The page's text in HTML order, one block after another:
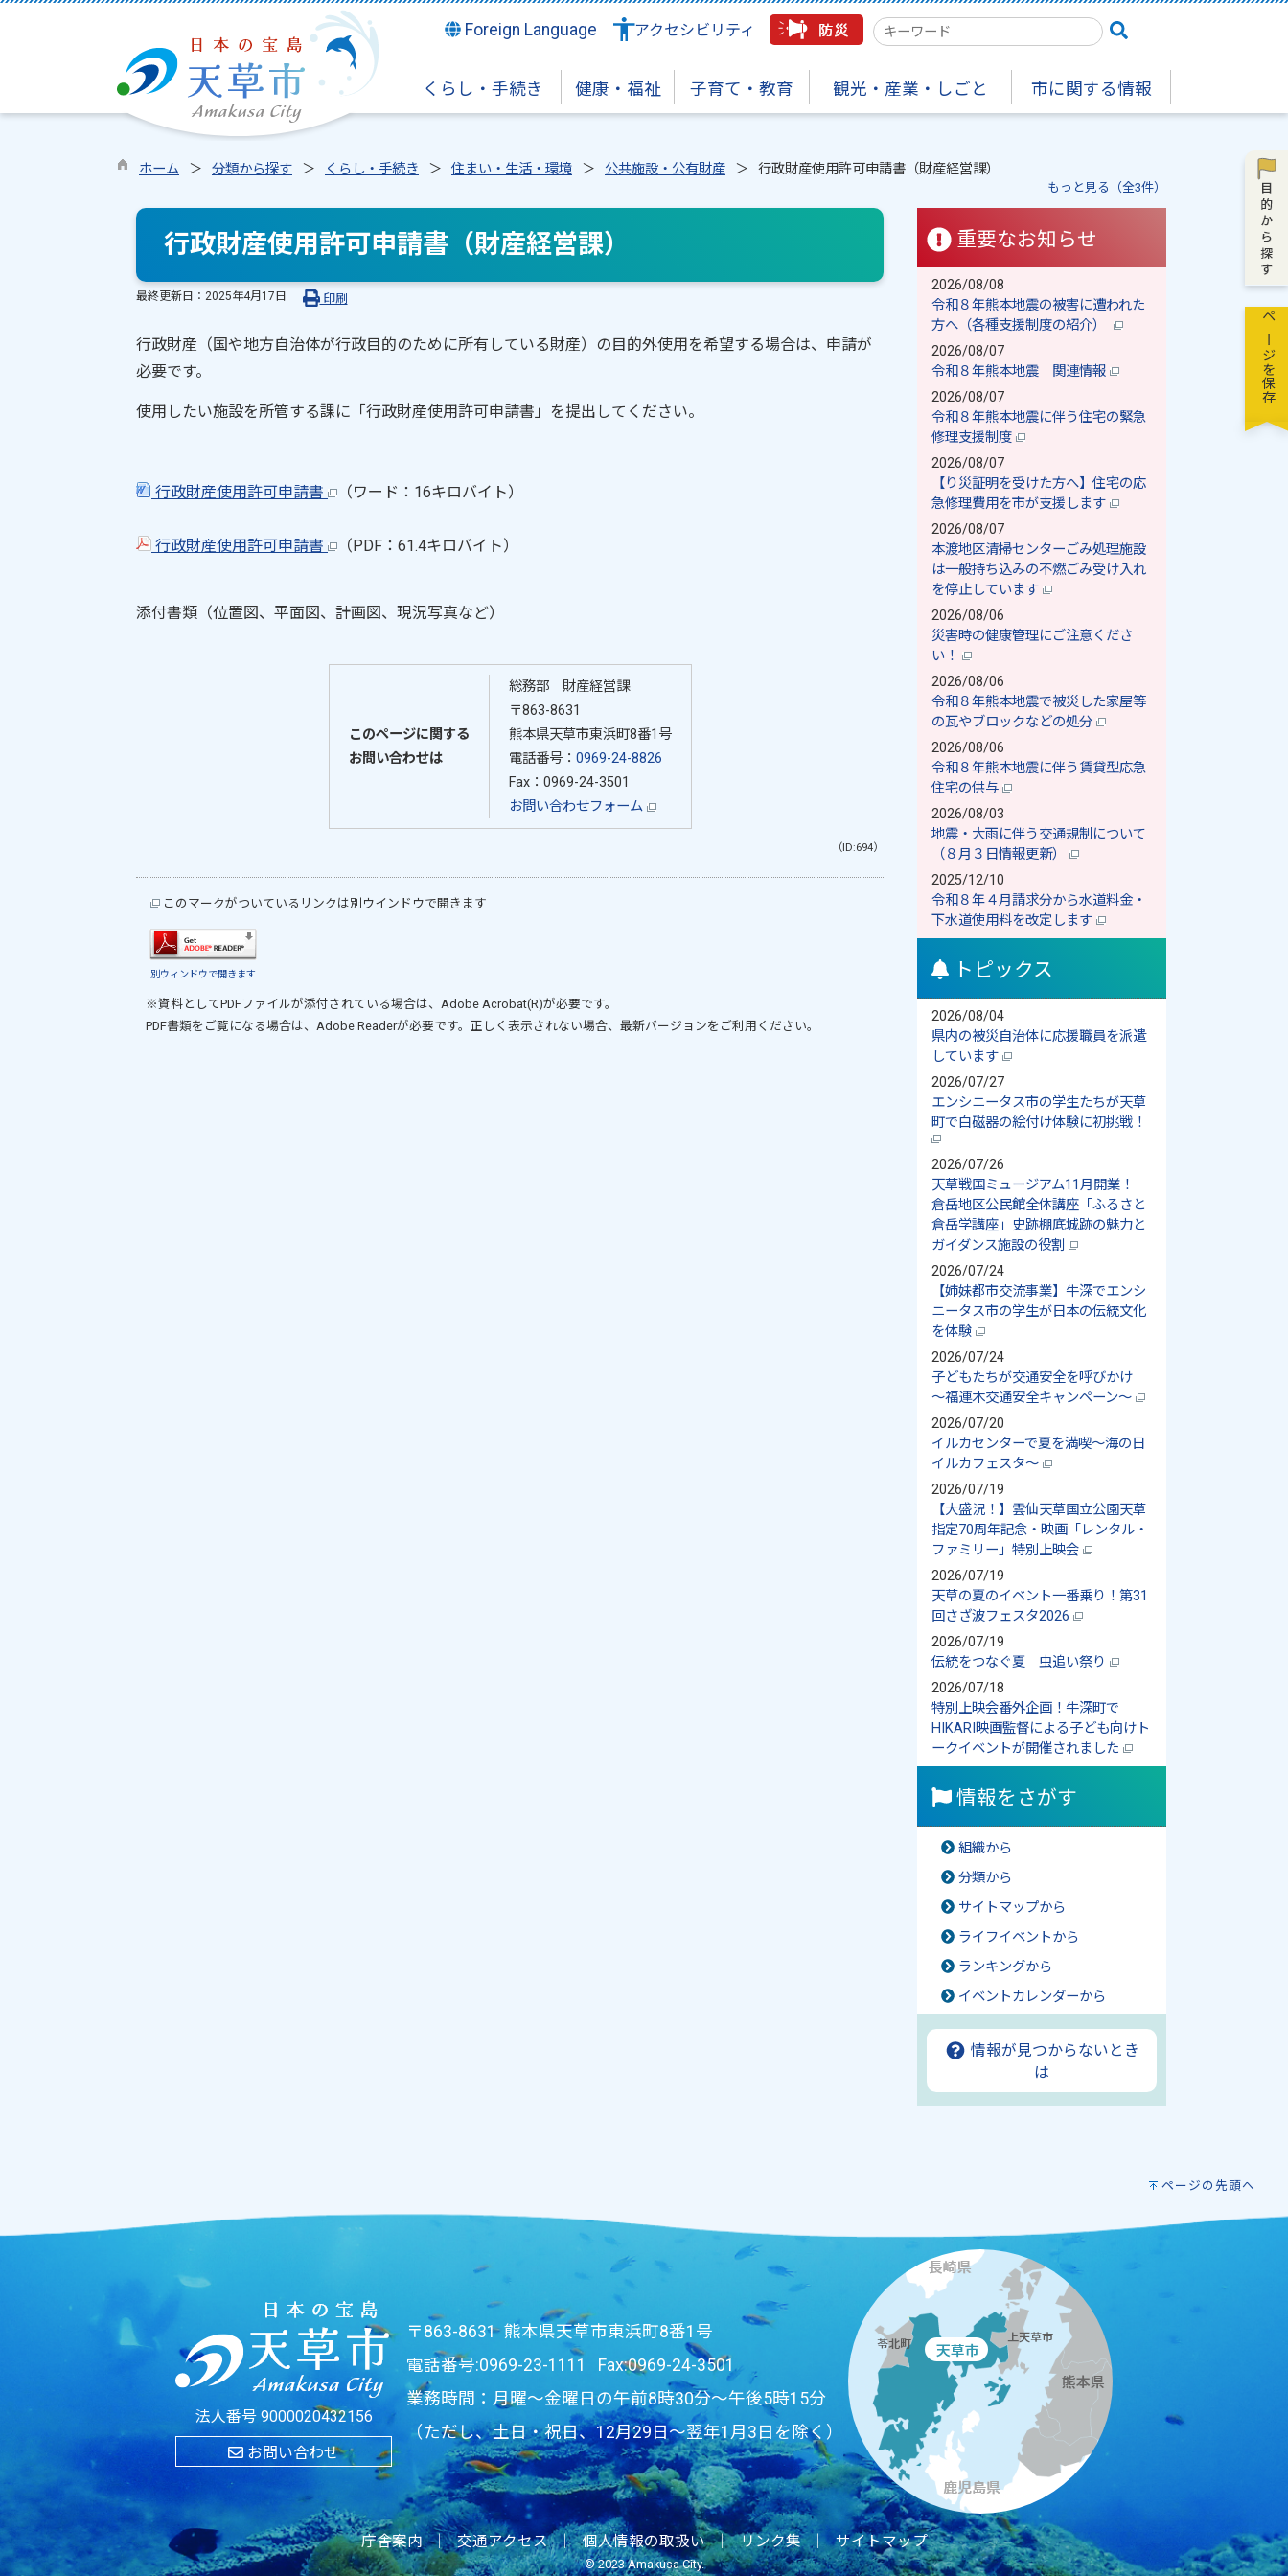
Foreign Language アクセシビリティ
検
ー
ド
くらし・手続き 健康・福祉 子育て・教育 観光・産業・しごと 市に関する情報
ホーム 分類から探す くらし・手続き 住まい・生活・環境 公共施設・公有財産 行政財産使用許可申請書（財産経営課）
もっと見る（全3件）
行政財産使用許可申請書（財産経営課）
最終更新日： 2025年4月17日 印刷
行政財産（国や地方自治体が行政目的のために所有している財産）の目的外使用を希望する場合は、申請が
必要です。
使用したい施設を所管する課に「行政財産使用許可申請書」を提出してください。
行政財産使用許可申請書 （ワード：16キロバイト）
行政財産使用許可申請書 （PDF：61.4キロバイト）
添付書類（位置図、平面図、計画図、現況写真など）
このページに関する
お問い合わせは
総務部 財産経営課
〒863-8631
熊本県天草市東浜町8番1号
電話番号： 0969-24-8826
Fax：0969-24-3501
お問い合わせフォーム
（ID:694）
このマークがついているリンクは別ウインドウで開きます
別ウィンドウで開きます
※資料としてPDFファイルが添付されている場合は、 Adobe Acrobat(R)が必要です。
PDF書類をご覧になる場合は、 Adobe Readerが必要です。正しく表示されない場合、最新バージョンをご利用ください。
重要なお知らせ
2026/08/08
令和８年熊本地震の被害に遭われた
方へ（各種支援制度の紹介）
2026/08/07
令和８年熊本地震 関連情報
2026/08/07
令和８年熊本地震に伴う住宅の緊急
修理支援制度
2026/08/07
【り災証明を受けた方へ】住宅の応
急修理費用を市が支援します
2026/08/07
本渡地区清掃センターごみ処理施設
は一般持ち込みの不燃ごみ受け入れ
を停止しています
2026/08/06
災害時の健康管理にご注意くださ
い！
2026/08/06
令和８年熊本地震で被災した家屋等
の瓦やブロックなどの処分
2026/08/06
令和８年熊本地震に伴う賃貸型応急
住宅の供与
2026/08/03
地震・大雨に伴う交通規制について
（８月３日情報更新）
2025/12/10
令和８年４月請求分から水道料金・
下水道使用料を改定します
トピックス
2026/08/04
県内の被災自治体に応援職員を派遣
しています
2026/07/27
エンシニータス市の学生たちが天草
町で白磁器の絵付け体験に初挑戦！
2026/07/26
天草戦国ミュージアム11月開業！
倉岳地区公民館全体講座「ふるさと
倉岳学講座」史跡棚底城跡の魅力と
ガイダンス施設の役割
2026/07/24
【姉妹都市交流事業】牛深でエンシ
ニータス市の学生が日本の伝統文化
を体験
2026/07/24
子どもたちが交通安全を呼びかけ
～福連木交通安全キャンペーン～
2026/07/20
イルカセンターで夏を満喫～海の日
イルカフェスタ～
2026/07/19
【大盛況！】雲仙天草国立公園天草
指定70周年記念・映画「レンタル・
ファミリー」特別上映会
2026/07/19
天草の夏のイベント一番乗り！第31
回さざ波フェスタ2026
2026/07/19
伝統をつなぐ夏 虫追い祭り
2026/07/18
特別上映会番外企画！牛深町で
HIKARI映画監督による子ども向けト
ークイベントが開催されました
情報をさがす
組織から
分類から
サイトマップから
ライフイベントから
ランキングから
イベントカレンダーから
情報が見つからないとき
は
ページの先頭へ
法人番号 9000020432156
お問い合わせ
〒863-8631 熊本県天草市東浜町8番1号
電話番号:0969-23-1111
Fax:0969-24-3501
業務時間：月曜～金曜日の午前8時30分～午後5時15分
（ただし、土日・祝日、12月29日～翌年1月3日を除く）
庁舎案内 ｜ 交通アクセス ｜ 個人情報の取扱い ｜ リンク集 ｜ サイトマップ
© 2023 Amakusa City.
ページを保存